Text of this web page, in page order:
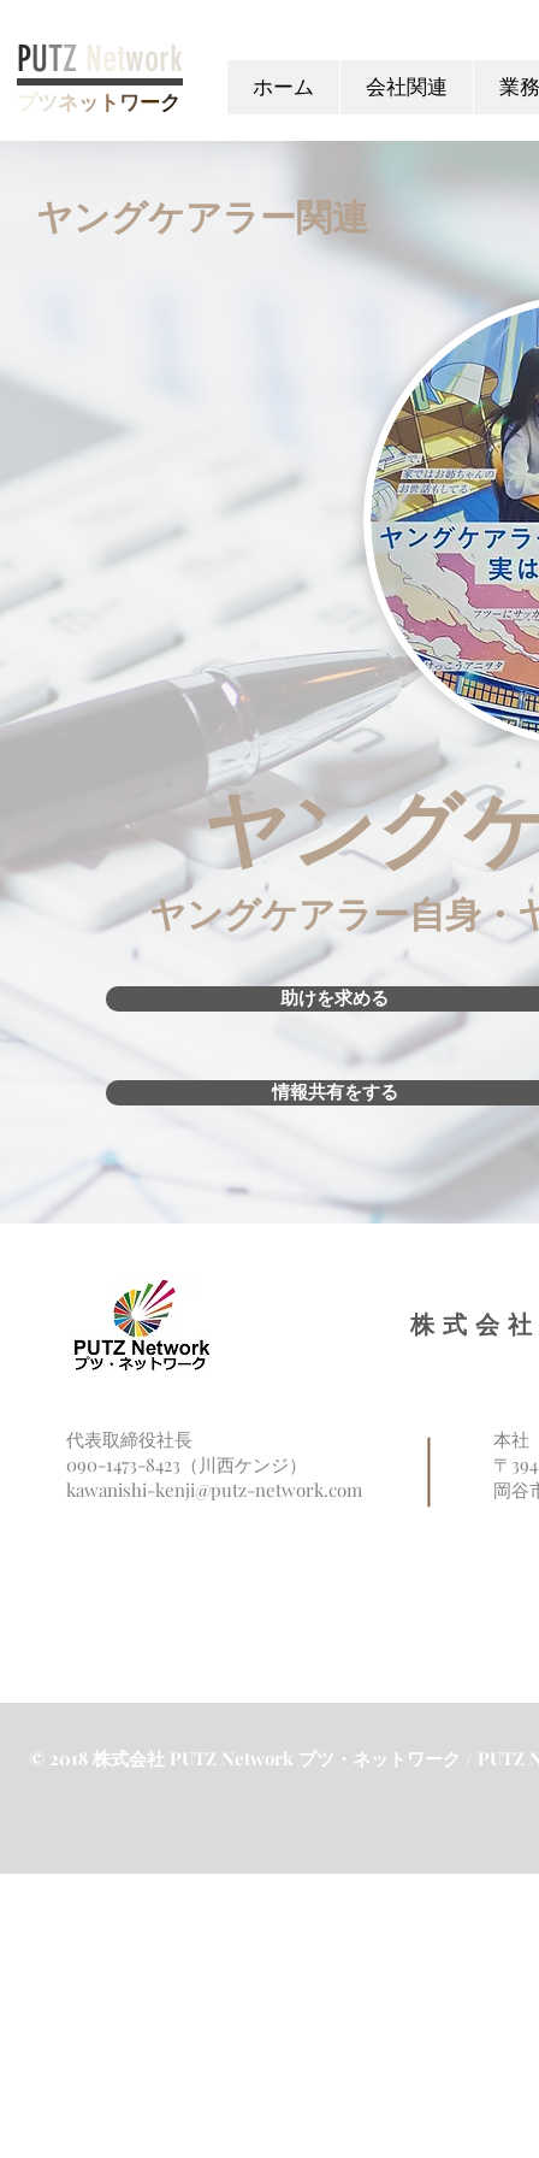
ホーム 会社関連 業
PUTZ Network
プツネ ッ ト ワーク
ヤングケアラー関連
ヤング
ヤングケアラー自身・
助けを求める
情報共有をする
株式会
代表取締役社長
090-1473-8423（川西ケンジ）
kawanishi-kenji@putz-network.com
本社
〒
岡谷
© 2018 株式会社 PUTZ Network プツ・ネットワーク /